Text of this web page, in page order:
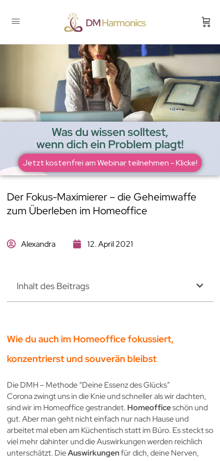
Was du wissen solltest,
wenn dich ein Problem plagt!
Jetzt kostenfrei am Webinar teilnehmen - Klicke!
Der Fokus-Maximierer – die Geheimwaffe
zum Überleben im Homeoffice
Alexandra 12. April 2021
Inhalt des Beitrags
Wie du auch im Homeoffice fokussiert,
konzentrierst und souverän bleibst
Die DMH – Methode “Deine Essenz des Glücks”
Corona zwingt uns in die Knie und schneller als wir dachten,
sind wir im Homeoffice gestrandet. Homeofficeschön und
gut. Aber man geht nicht einfach nur nach Hause und
arbeitet mal eben am Küchentisch statt im Büro. Es steckt so
viel mehr dahinter und die Auswirkungen werden reichlich
unterschätzt. DieAuswirkungenfür dich, deine Nerven,